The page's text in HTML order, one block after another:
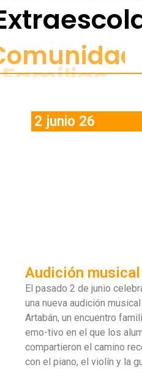
la
2 junio 26
Audición musical
El pasado 2 de junio
una nueva audición
Artabán, un encuentro
emo-tivo en el que los
compartieron el camino
con el piano, el violín y la